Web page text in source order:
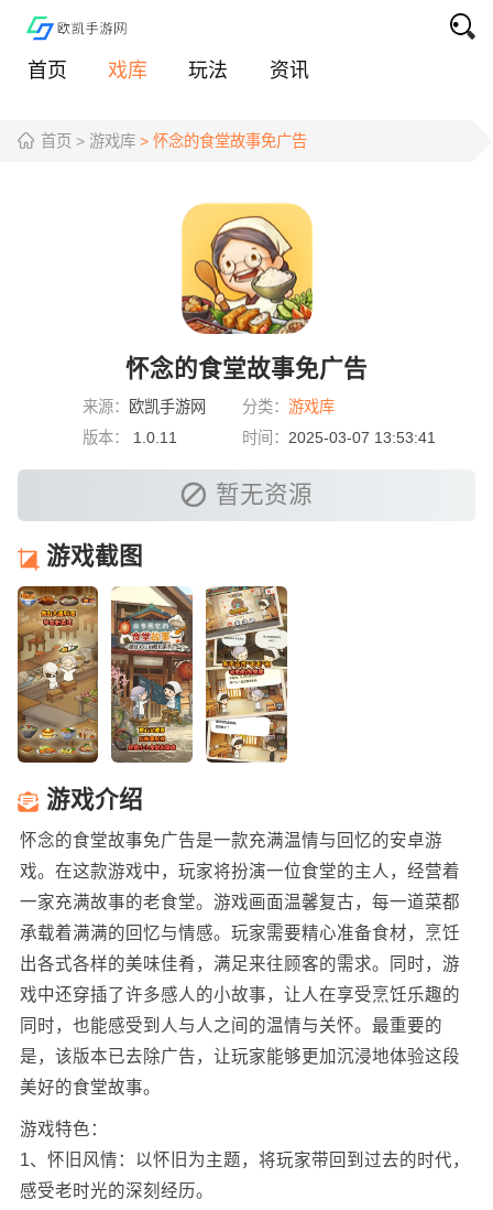
首页 戏库 玩法 资讯
首页 > 游戏库 > 怀念的食堂故事免广告
怀念的食堂故事免广告
来源： 欧凯手游网 分类： 游戏库
版本：
1.0.11 时间： 2025-03-07 13:53:41
暂无资源
游戏截图
游戏介绍
怀念的食堂故事免广告是一款充满温情与回忆的安卓游
戏。在这款游戏中，玩家将扮演一位食堂的主人，经营着
一家充满故事的老食堂。游戏画面温馨复古，每一道菜都
承载着满满的回忆与情感。玩家需要精心准备食材，烹饪
出各式各样的美味佳肴，满足来往顾客的需求。同时，游
戏中还穿插了许多感人的小故事，让人在享受烹饪乐趣的
同时，也能感受到人与人之间的温情与关怀。最重要的
是，该版本已去除广告，让玩家能够更加沉浸地体验这段
美好的食堂故事。
游戏特色：
1、怀旧风情：以怀旧为主题，将玩家带回到过去的时代，
感受老时光的深刻经历。